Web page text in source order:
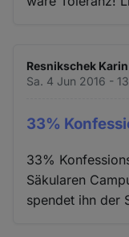
Resnikschek
Sa. 4 Jun 2016 -
33%
33%
Säkularen
spendet ihn der